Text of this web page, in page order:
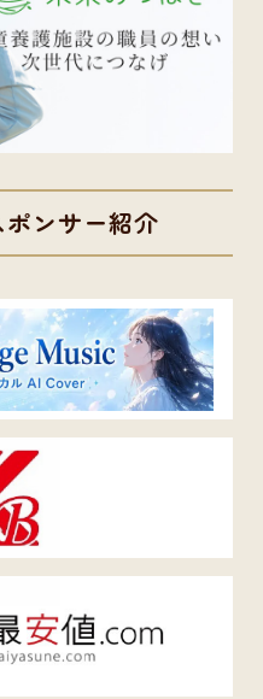
ンサー紹介